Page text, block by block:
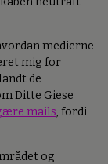
medierne
mig for
de
Ditte Giese
mails, fordi
og